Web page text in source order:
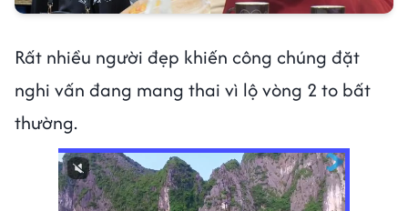
Rất nhiều người đẹp khiến công chúng đặt
nghi vấn đang mang thai vì lộ vòng 2 to bất
thường.